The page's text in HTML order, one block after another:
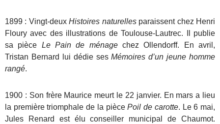
1899 : Vingt-deuxHistoires naturellesparaissent chez Henri
Floury avec des illustrations de Toulouse-Lautrec. Il publie
sa pièce Le Pain de ménagechez Ollendorff. En avril,
Tristan Bernard lui dédie sesMémoires d’un jeune homme
rangé.
1900 : Son frère Maurice meurt le 22 janvier. En mars a lieu
la première triomphale de la piècePoil de carotte. Le 6 mai,
Jules Renard est élu conseiller municipal de Chaumot.